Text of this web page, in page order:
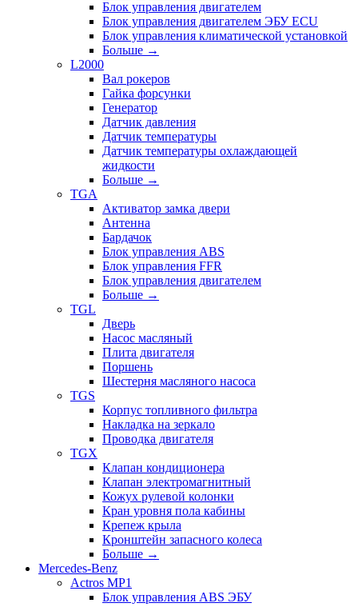
Блок управления двигателем
Блок управления двигателем ЭБУ ECU
Блок управления климатической установкой
Больше →
L2000
Вал рокеров
Гайка форсунки
Генератор
Датчик давления
Датчик температуры
Датчик температуры охлаждающей
жидкости
Больше →
TGA
Активатор замка двери
Антенна
Бардачок
Блок управления ABS
Блок управления FFR
Блок управления двигателем
Больше →
TGL
Дверь
Насос масляный
Плита двигателя
Поршень
Шестерня масляного насоса
TGS
Корпус топливного фильтра
Накладка на зеркало
Проводка двигателя
TGX
Клапан кондиционера
Клапан электромагнитный
Кожух рулевой колонки
Кран уровня пола кабины
Крепеж крыла
Кронштейн запасного колеса
Больше →
Mercedes-Benz
Actros MP1
Блок управления ABS ЭБУ